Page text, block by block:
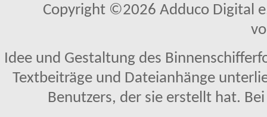
Copyright ©2026 Adduco Digital
Idee und Gestaltung des
Textbeiträge und Dateianhänge
Benutzers, der sie erstellt hat.